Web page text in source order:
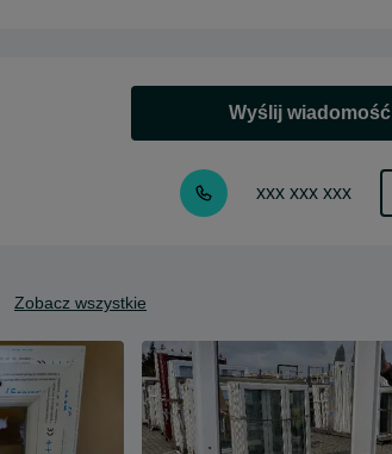
Wyślij wiadomość
xxx xxx xxx
Zobacz wszystkie